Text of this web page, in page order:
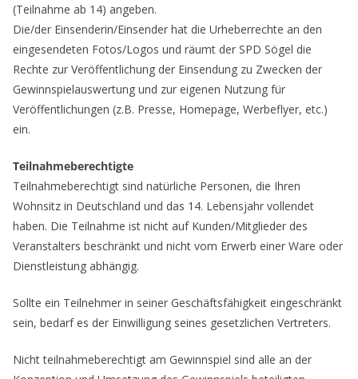
(Teilnahme ab 14) angeben.
Die/der Einsenderin/Einsender hat die Urheberrechte an den
eingesendeten Fotos/Logos und räumt der SPD Sögel die
Rechte zur Veröffentlichung der Einsendung zu Zwecken der
Gewinnspielauswertung und zur eigenen Nutzung für
Veröffentlichungen (z.B. Presse, Homepage, Werbeflyer, etc.)
ein.
Teilnahmeberechtigte
Teilnahmeberechtigt sind natürliche Personen, die Ihren
Wohnsitz in Deutschland und das 14. Lebensjahr vollendet
haben. Die Teilnahme ist nicht auf Kunden/Mitglieder des
Veranstalters beschränkt und nicht vom Erwerb einer Ware oder
Dienstleistung abhängig.
Sollte ein Teilnehmer in seiner Geschäftsfähigkeit eingeschränkt
sein, bedarf es der Einwilligung seines gesetzlichen Vertreters.
Nicht teilnahmeberechtigt am Gewinnspiel sind alle an der